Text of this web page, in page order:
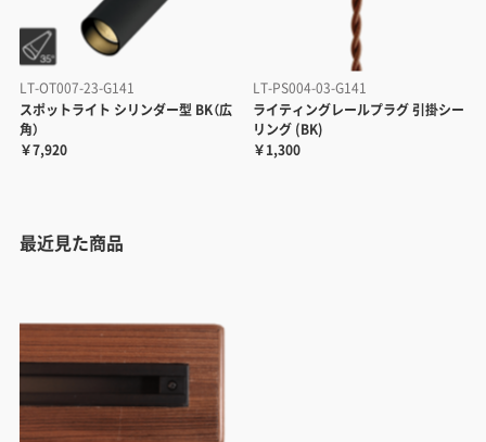
LT-OT007-23-G141
スポットライト シリンダー型 BK（広
角）
￥7,920
LT-PS004-03-G141
ライティングレールプラグ 引掛シー
リング (BK)
￥1,300
最近見た商品